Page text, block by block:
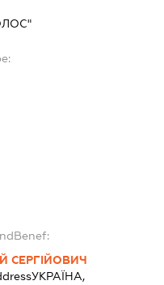
СЕРГІЙОВИЧ
УКРАЇНА,